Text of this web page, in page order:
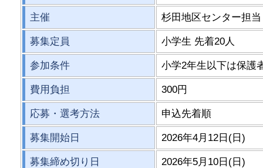
主催 杉田地区センター担当
募集定員 小学生 先着20人
参加条件 小学2年生以下は保護
費用負担 300円
応募・選考方法 申込先着順
募集開始日 2026年4月12日(日)
募集締め切り日 2026年5月10日(日)